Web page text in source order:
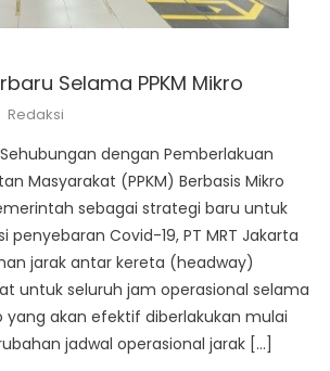
Selama PPKM Mikro
Author
Redaksi
Sehubungan dengan Pemberlakuan
Masyarakat (PPKM) Berbasis Mikro
sebagai strategi baru untuk
Covid-19, PT MRT Jakarta
jarak antar kereta (headway)
untuk seluruh jam operasional selama
yang akan efektif diberlakukan mulai
jadwal operasional jarak […]